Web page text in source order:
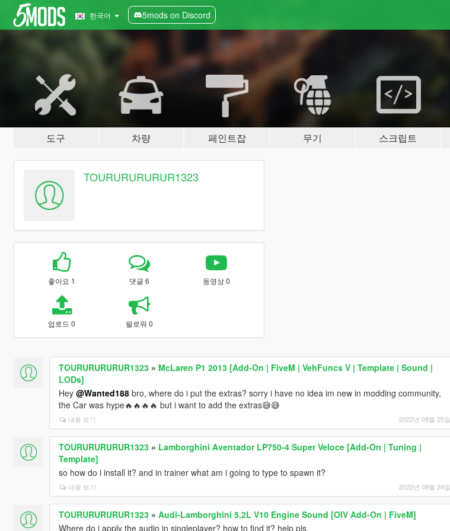
한국어 5mods on Discord
도구 차량 페인트잡 무기 스크립트
TOURURURURUR1323
좋아요 1 댓글 6 동영상 0
업로드 0 팔로워 0
TOURURURURUR1323» McLaren P1 2013 [Add-On | FiveM | VehFuncs V | Template | Sound |
LODs]
Hey @Wanted188bro, where do i put the extras? sorry i have no idea im new in modding community,
the Car was hype🔥🔥🔥🔥 but i want to add the extras😅😅
내용 보기 2022년 09월 25일
TOURURURURUR1323» Lamborghini Aventador LP750-4 Super Veloce [Add-On | Tuning |
Template]
so how do i install it? and in trainer what am i going to type to spawn it?
내용 보기 2022년 09월 24일
TOURURURURUR1323» Audi-Lamborghini 5.2L V10 Engine Sound [OIV Add-On | FiveM]
Where do i apply the audio in singleplayer? how to find it? help pls